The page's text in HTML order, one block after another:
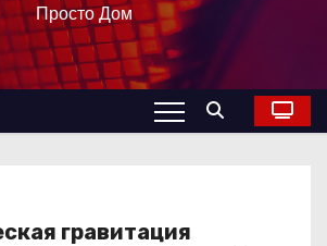
Просто Дом
гравитация